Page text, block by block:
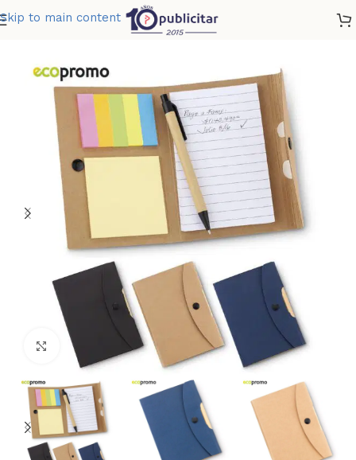
Skip to main content
LIBRETA CON BOLIGRAFO BUTTON RECICLABLE
Clic para ampliar